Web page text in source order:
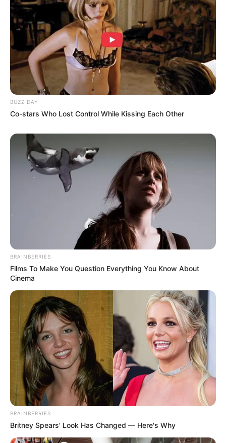
Bikin Ngakak, 10 Potret
Cosplay Murah Pakai Bahan
Seadanya
Anti Mainstream, 10 Cara
Membawa Barang Belanjaan
Versi Warga Thailand
Langka Banget! 10 Pose Lucu
Katak yang Bikin Ketawa
Gemes
Ambyar! 10 Kalimat Baper
Pakai Bahasa Jawa Ini Bikin
BUZZ DAY
Co-stars Who Lost Control While Kissing Each Other
BRAINBERRIES
Films To Make You Question Everything You Know About
Cinema
BRAINBERRIES
Britney Spears' Look Has Changed — Here's Why